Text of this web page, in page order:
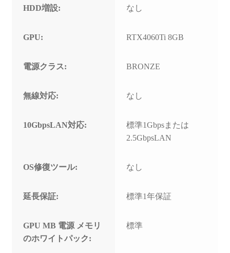
HDD増設: なし
GPU: RTX4060Ti 8GB
電源クラス: BRONZE
無線対応: なし
10GbpsLAN対応:
標準1Gbpsまたは
2.5GbpsLAN
OS修復ツール: なし
延長保証: 標準1年保証
GPU MB 電源 メモリ
のホワイトパック:
標準